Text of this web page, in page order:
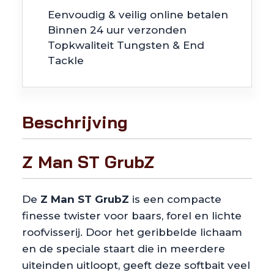
Eenvoudig & veilig online betalen
Binnen 24 uur verzonden
Topkwaliteit Tungsten & End
Tackle
Beschrijving
Z Man ST GrubZ
De Z Man ST GrubZ is een compacte
finesse twister voor baars, forel en lichte
roofvisserij. Door het geribbelde lichaam
en de speciale staart die in meerdere
uiteinden uitloopt, geeft deze softbait veel